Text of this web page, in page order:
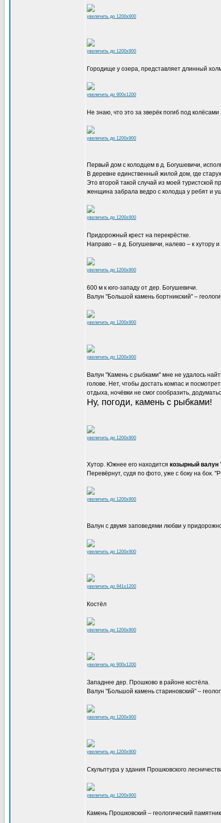
увеличить до 1200x900
увеличить до 1200x900
Городище у озера, представляет длинный
увеличить до 900x1200
Не знаю, что это за зверёк погиб под
увеличить до 1200x900
Первый дом с колодцем в д. Богушевичи,
В деревне единственный жилой дом, где
Это второй такой случай из моей туристской
женщина забрала ведро с колодца у ребят и
увеличить до 1200x900
Придорожный крест на перекрёстке.
Направо – в д. Богушевичи, налево – к хутору
увеличить до 1200x900
600 м к юго-западу от дер. Богушевичи.
Валун "Большой камень бортникский" –
увеличить до 1200x900
увеличить до 1200x900
Валун "Камень с рыбками" мне не удалось
голове. Нет, чтобы достать компас и
отдыха, ночёвки не смог сообразить,
Ну, погоди, камень с рыбками!
увеличить до 1200x900
Хутор. Южнее его находится козырный валун
Перевёрнут, судя по фото, уже с боку на бок.
увеличить до 1200x900
Валун с двумя заповедями любви у
увеличить до 1200x900
увеличить до 941x1200
Костёл
увеличить до 1200x900
увеличить до 900x1200
Западнее дер. Прошково в районе костёла.
Валун "Большой камень стариновский" –
увеличить до 1200x900
увеличить до 1200x900
Скульптура у здания Прошковского
увеличить до 1200x900
Камень Прошковский – геологический